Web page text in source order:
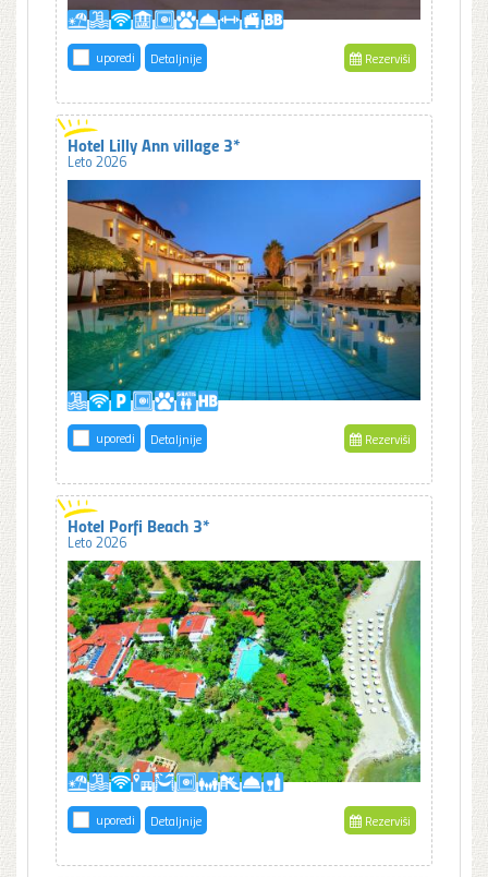
uporedi Detaljnije Rezerviši
Hotel Lilly Ann village 3*
Leto 2026
uporedi Detaljnije Rezerviši
Hotel Porfi Beach 3*
Leto 2026
uporedi Detaljnije Rezerviši